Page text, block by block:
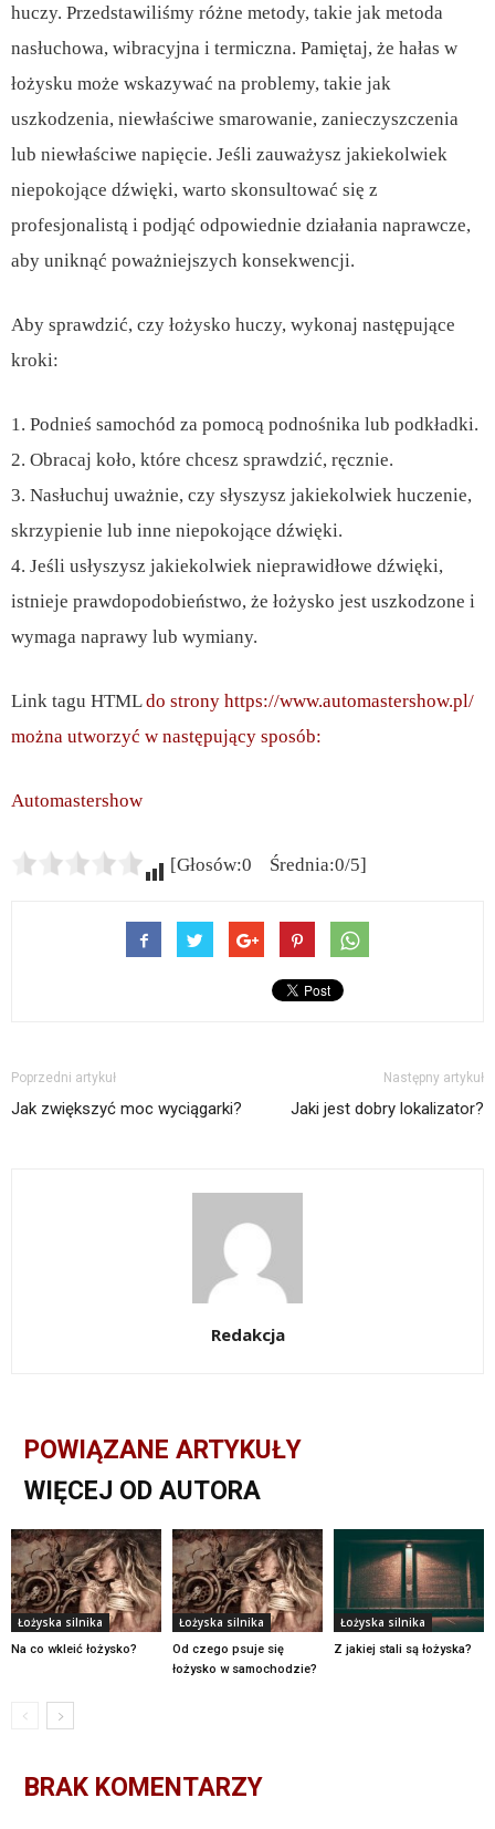
huczy. Przedstawiliśmy różne metody, takie jak metoda
nasłuchowa, wibracyjna i termiczna. Pamiętaj, że hałas w
łożysku może wskazywać na problemy, takie jak
uszkodzenia, niewłaściwe smarowanie, zanieczyszczenia
lub niewłaściwe napięcie. Jeśli zauważysz jakiekolwiek
niepokojące dźwięki, warto skonsultować się z
profesjonalistą i podjąć odpowiednie działania naprawcze,
aby uniknąć poważniejszych konsekwencji.
Aby sprawdzić, czy łożysko huczy, wykonaj następujące
kroki:
1. Podnieś samochód za pomocą podnośnika lub podkładki.
2. Obracaj koło, które chcesz sprawdzić, ręcznie.
3. Nasłuchuj uważnie, czy słyszysz jakiekolwiek huczenie,
skrzypienie lub inne niepokojące dźwięki.
4. Jeśli usłyszysz jakiekolwiek nieprawidłowe dźwięki,
istnieje prawdopodobieństwo, że łożysko jest uszkodzone i
wymaga naprawy lub wymiany.
Link tagu HTMLdo strony https://www.automastershow.pl/
można utworzyć w następujący sposób:
Automastershow
[Głosów:0 Średnia:0/5]
Poprzedni artykuł
Jak zwiększyć moc wyciągarki?
Następny artykuł
Jaki jest dobry lokalizator?
Redakcja
POWIĄZANE ARTYKUŁY
WIĘCEJ OD AUTORA
Łożyska silnika
Na co wkleić łożysko?
Łożyska silnika
Od czego psuje się
łożysko w samochodzie?
Łożyska silnika
Z jakiej stali są łożyska?
BRAK KOMENTARZY